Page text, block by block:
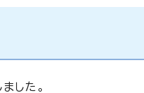
した。